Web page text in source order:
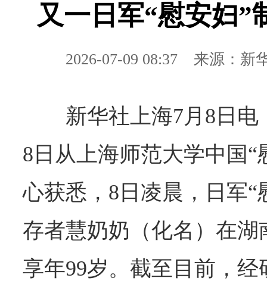
又一日军“慰安妇”
2026-07-09 08:37 来源：新
新华社上海7月8日
8日从上海师范大学中国“
心获悉，8日凌晨，日军“
存者慧奶奶（化名）在
享年99岁。截至目前，